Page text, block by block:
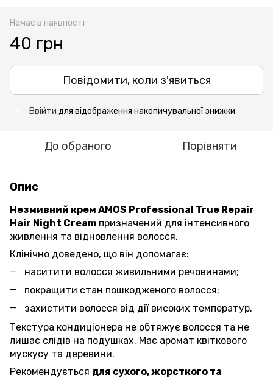
Немає в наявності
40 грн
Повідомити, коли з'явиться
Ввійти для відображення накопичувальної знижки
До обраного Порівняти
Опис
Незмивний крем AMOS Professional True Repair
Hair Night Cream призначений для інтенсивного
живлення та відновлення волосся.
Клінічно доведено, що він допомагає:
наситити волосся живильними речовинами;
покращити стан пошкодженого волосся;
захистити волосся від дії високих температур.
Текстура кондиціонера не обтяжує волосся та не
лишає слідів на подушках. Має аромат квіткового
мускусу та деревини.
Рекомендується для сухого, жорсткого та